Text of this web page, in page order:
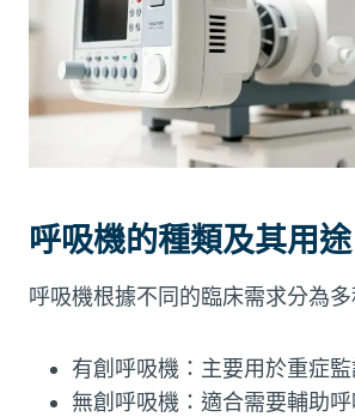
呼吸機的種類及其用途
呼吸機根據不同的臨床需求分為多
有創呼吸機：主要用於重症
無創呼吸機：適合需要輔助